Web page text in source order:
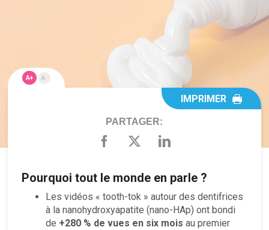
A+ A-
IMPRIMER
PARTAGER:
Pourquoi tout le monde en parle ?
Les vidéos « tooth-tok » autour des dentifrices
à la nanohydroxyapatite (nano-HAp) ont bondi
de +280 % de vues en six mois au premier